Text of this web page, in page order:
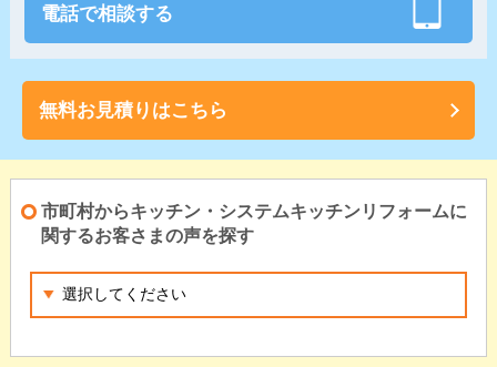
電話で相談する
無料お見積りはこちら
市町村からキッチン・システムキッチンリフォームに
関するお客さまの声を探す